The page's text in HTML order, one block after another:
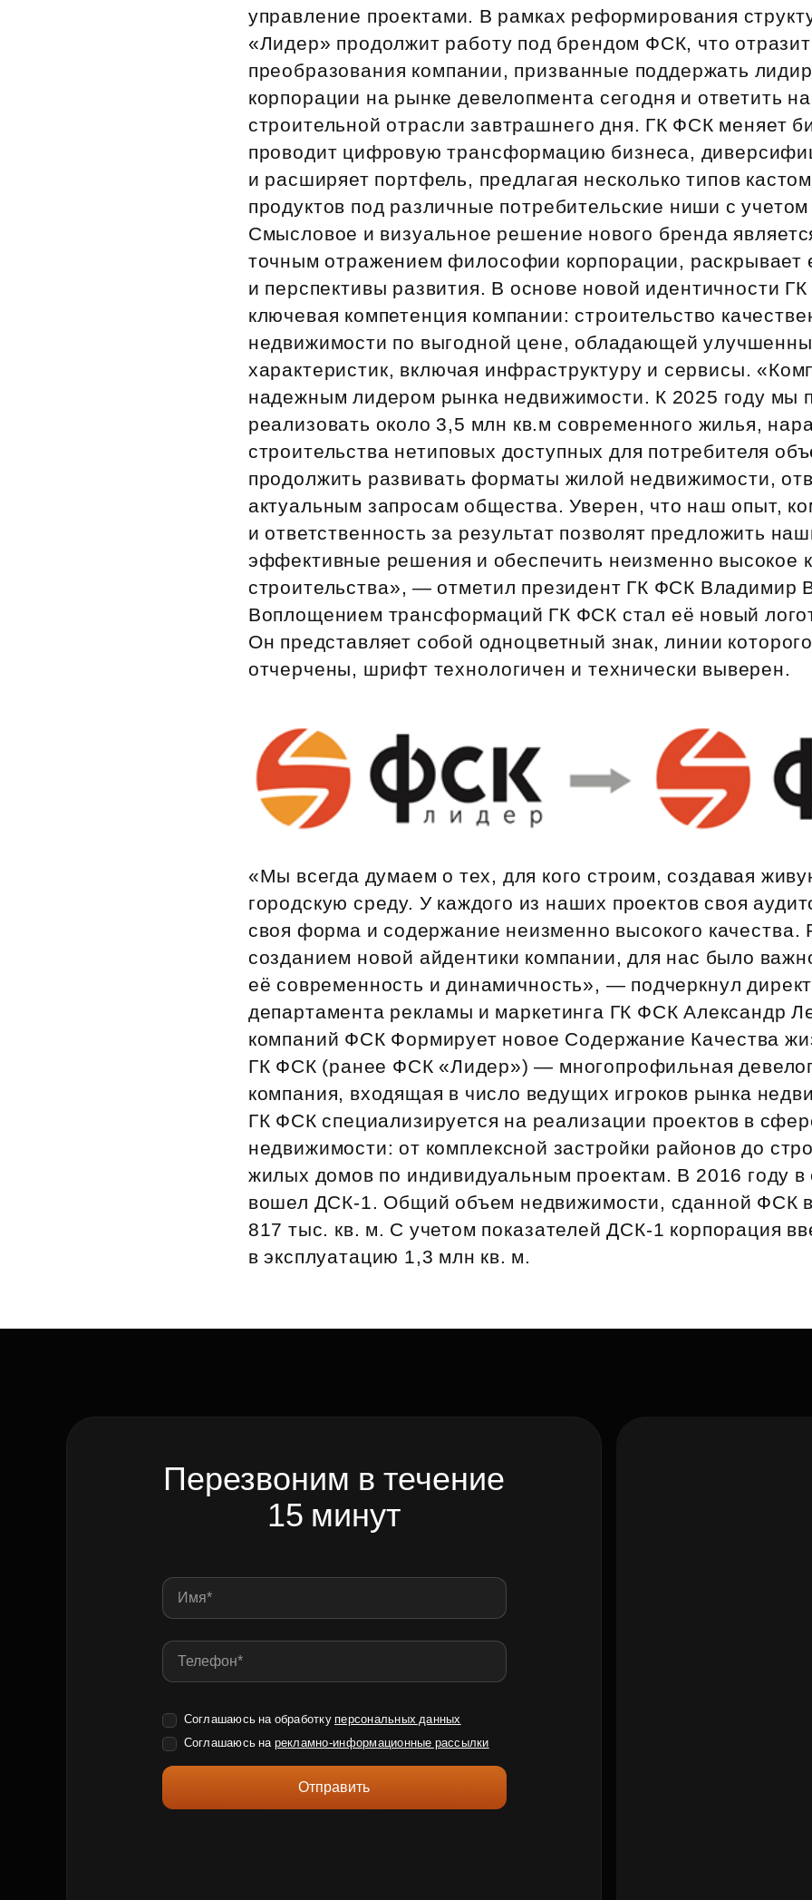
Субсидии
управление проектами. В рамках реформирования
«Лидер» продолжит работу под брендом ФСК, что
преобразования компании, призванные поддержать
корпорации на рынке девелопмента сегодня и ответить
строительной отрасли завтрашнего дня. ГК ФСК меняет
проводит цифровую трансформацию бизнеса,
и расширяет портфель, предлагая несколько типов
продуктов под различные потребительские ниши с
Смысловое и визуальное решение нового бренда
точным отражением философии корпорации, раскрывает
и перспективы развития. В основе новой идентичности
ключевая компетенция компании: строительство
недвижимости по выгодной цене, обладающей
характеристик, включая инфраструктуру и сервисы.
надежным лидером рынка недвижимости. К 2025 году мы
реализовать около 3,5 млн кв.м современного жилья,
строительства нетиповых доступных для потребителя
продолжить развивать форматы жилой недвижимости,
актуальным запросам общества. Уверен, что наш опыт,
и ответственность за результат позволят предложить
эффективные решения и обеспечить неизменно высокое
строительства», — отметил президент ГК ФСК Владимир
Воплощением трансформаций ГК ФСК стал её новый
Он представляет собой одноцветный знак, линии
отчерчены, шрифт технологичен и технически выверен.
«Мы всегда думаем о тех, для кого строим, создавая
городскую среду. У каждого из наших проектов своя
своя форма и содержание неизменно высокого качества.
созданием новой айдентики компании, для нас было
её современность и динамичность», — подчеркнул
департамента рекламы и маркетинга ГК ФСК Александр
компаний ФСК Формирует новое Содержание Качества
ГК ФСК (ранее ФСК «Лидер») — многопрофильная
компания, входящая в число ведущих игроков рынка
ГК ФСК специализируется на реализации проектов в
недвижимости: от комплексной застройки районов до
жилых домов по индивидуальным проектам. В 2016 году в
вошел ДСК‑1. Общий объем недвижимости, сданной ФСК
817 тыс. кв. м. С учетом показателей ДСК‑1 корпорация
в эксплуатацию 1,3 млн кв. м.
Перезвоним в течение
15 минут
Соглашаюсь на обработку персональных данных
Соглашаюсь на рекламно-информационные рассылки
Отправить